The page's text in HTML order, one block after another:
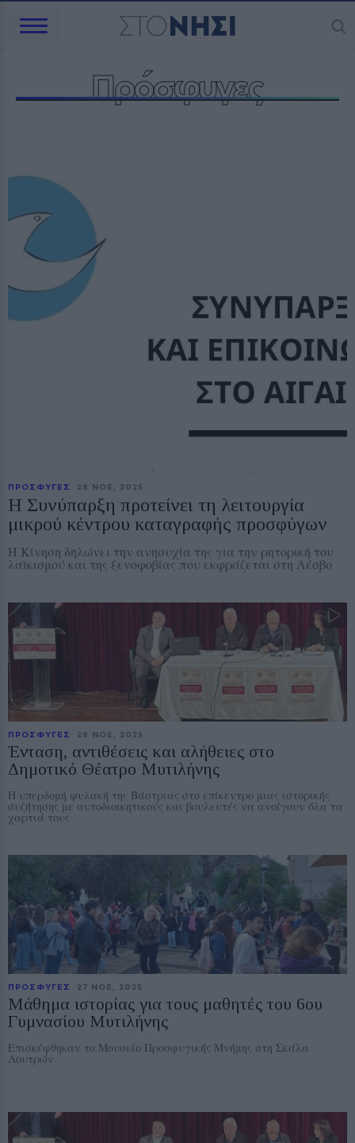
Πρόσφυγες
ΠΡΟΣΦΥΓΕΣ 28 ΝΟE, 2025
Η Συνύπαρξη προτείνει τη λειτουργία
μικρού κέντρου καταγραφής προσφύγων
Η Κίνηση δηλώνει την ανησυχία της για την ρητορική του
λαϊκισμού και της ξενοφοβίας που εκφράζεται στη Λέσβο
ΠΡΟΣΦΥΓΕΣ 28 ΝΟE, 2025
Ένταση, αντιθέσεις και αλήθειες στο
Δημοτικό Θέατρο Μυτιλήνης
Η υπερδομή φυλακή της Βάστριας στο επίκεντρο μιας ιστορικής
συζήτησης με αυτοδιοικητικούς και βουλευτές να ανοίγουν όλα τα
χαρτιά τους
ΠΡΟΣΦΥΓΕΣ 27 ΝΟE, 2025
Μάθημα ιστορίας για τους μαθητές του 6ου
Γυμνασίου Μυτιλήνης
Επισκέφθηκαν το Μουσείο Προσφυγικής Μνήμης στη Σκάλα
Λουτρών